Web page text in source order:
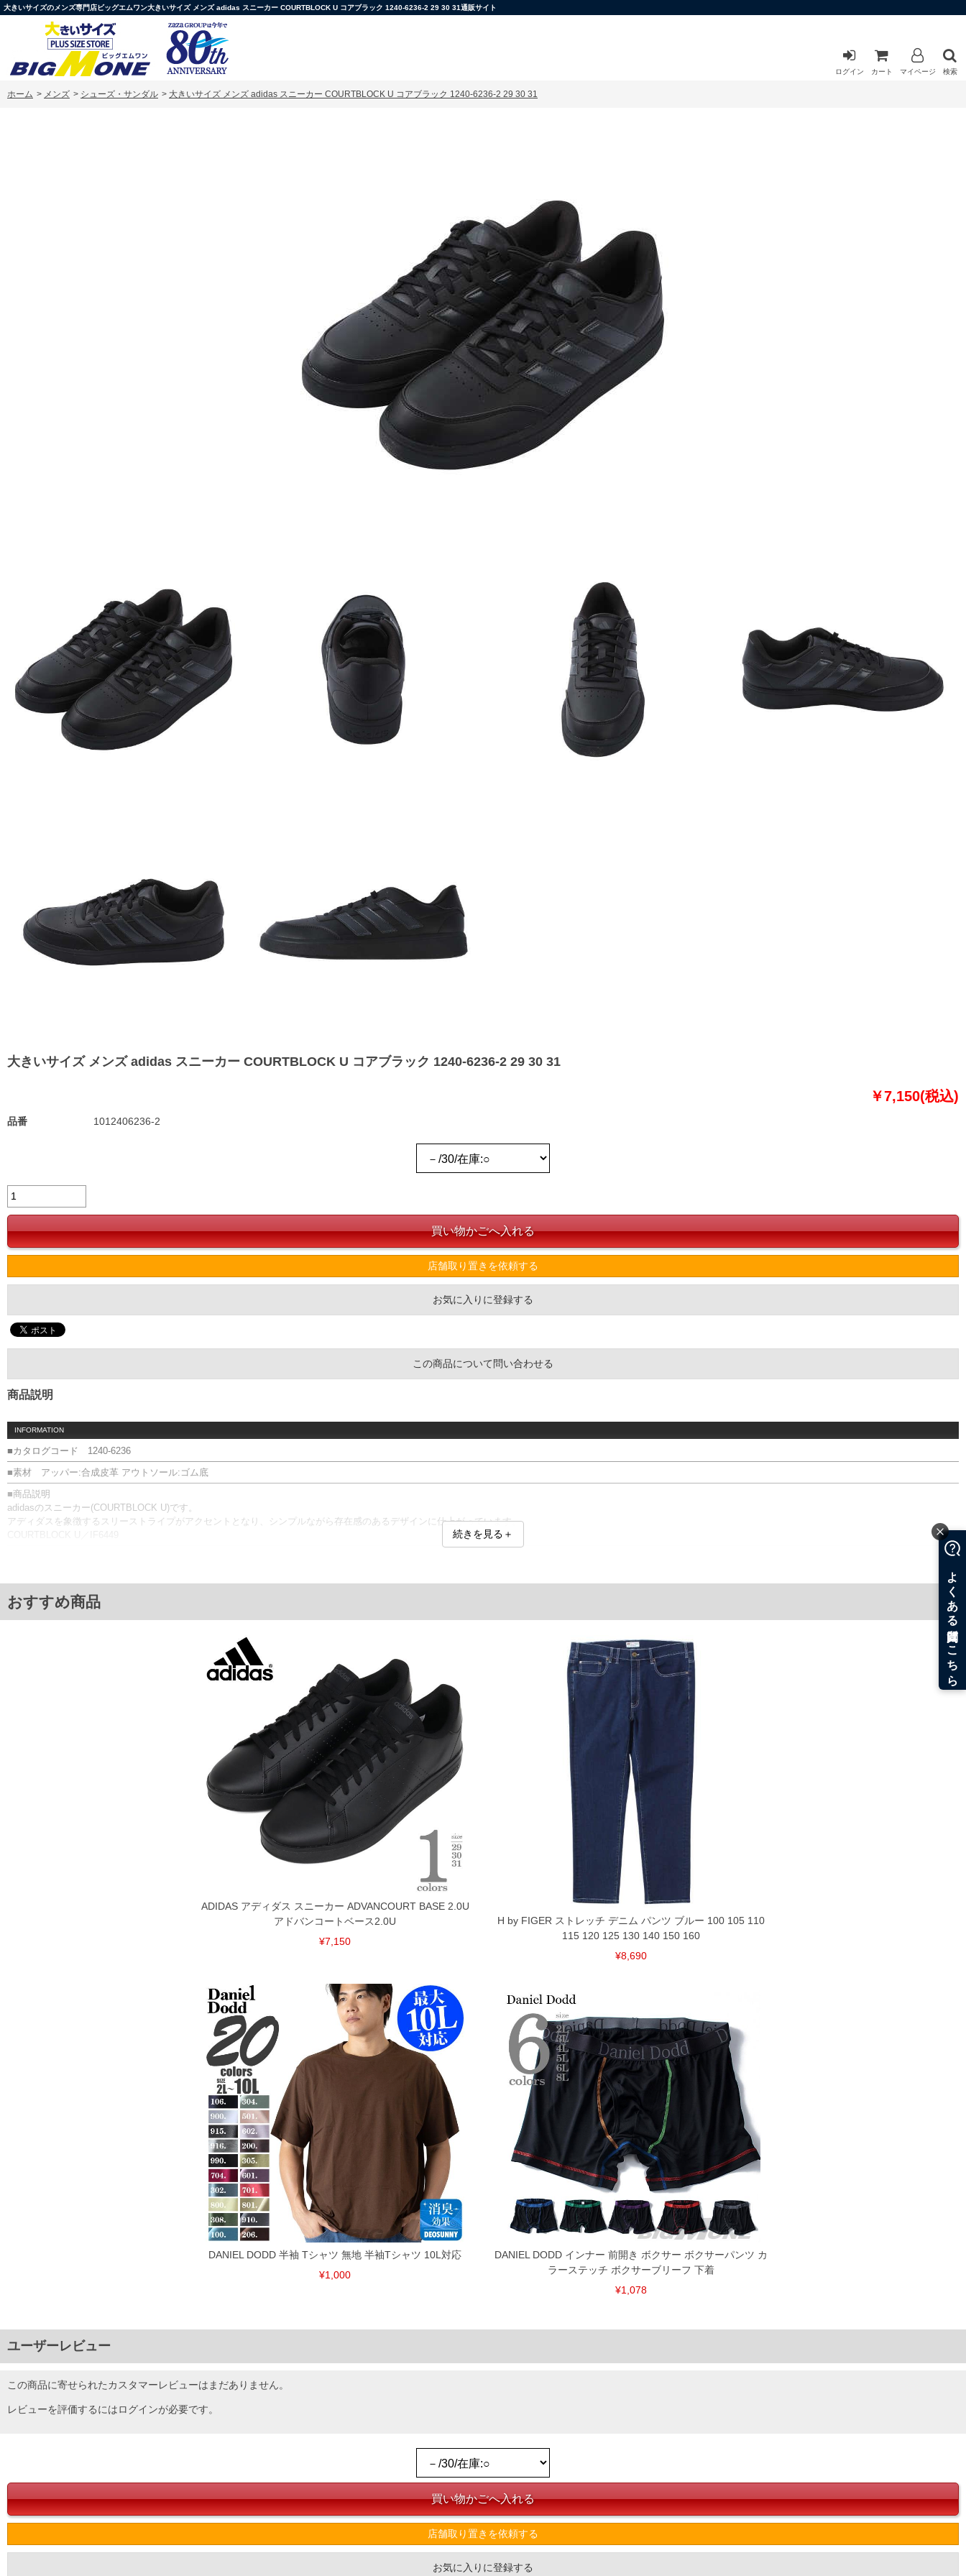
大きいサイズのメンズ専門店ビッグエムワン大きいサイズ メンズ adidas スニーカー COURTBLOCK U コアブラック 1240-6236-2 29 30 31通販サイト
ログイン カート マイページ 検索
ホーム > メンズ > シューズ・サンダル > 大きいサイズ メンズ adidas スニーカー COURTBLOCK U コアブラック 1240-6236-2 29 30 31
大きいサイズ メンズ adidas スニーカー COURTBLOCK U コアブラック 1240-6236-2 29 30 31
￥7,150(税込)
品番 1012406236-2
店舗取り置きを依頼する
お気に入りに登録する
この商品について問い合わせる
商品説明
INFORMATION
■カタログコード 1240-6236
■素材 アッパー:合成皮革 アウトソール:ゴム底
■商品説明
adidasのスニーカー(COURTBLOCK U)です。
アディダスを象徴するスリーストライプがアクセントとなり、シンプルながら存在感のあるデザインに仕上がっています。
29/29
30/30/11.1
31/31/11.2
返品交換希望の方は、商品到着後1週間以内にご連絡ください。
下着(肌着)やワイシャツは商品の性質上、返品交換不可とさせて頂いております。予めご了承くださいませ。
備考欄に股下●cmとご記入下さい。（裾上げ無料対象商品は1本につき税込6,000円以上の品が対象。1本5,999円以下の商品は有料（500円+税）となります。）
尚、裾上げした商品は返品・交換不可となりますので、予めご了承下さい。
一部、お直しに対応出来ない商品がございます。(例：裾にファスナーや調節ひもが付いている、極端なデザインが施されている等)
※商品によって若干のサイズの誤差がございます。また、お客様がご使用の環境（コンピュータ画面）によって、商品の色味が若干異なる場合がございます。予めご了承ください。
※当店での掲載商品は、実店鋪と在庫を共用しておりますので店頭での売り違い、店舗からのお取り寄せ等により、お客様にご迷惑をお掛けしてしまう場合がございます。そのようなことがない様最大限に努めておりますが、もしあった場合速やかにご連絡させて頂き
続きを見る＋
おすすめ商品
ADIDAS アディダス スニーカー ADVANCOURT BASE 2.0U
アドバンコートベース2.0U
¥7,150
H by FIGER ストレッチ デニム パンツ ブルー 100 105 110
115 120 125 130 140 150 160
¥8,690
DANIEL DODD 半袖 Tシャツ 無地 半袖Tシャツ 10L対応
¥1,000
DANIEL DODD インナー 前開き ボクサー ボクサーパンツ カ
ラーステッチ ボクサーブリーフ 下着
¥1,078
ユーザーレビュー
この商品に寄せられたカスタマーレビューはまだありません。
レビューを評価するにはログインが必要です。
店舗取り置きを依頼する
お気に入りに登録する